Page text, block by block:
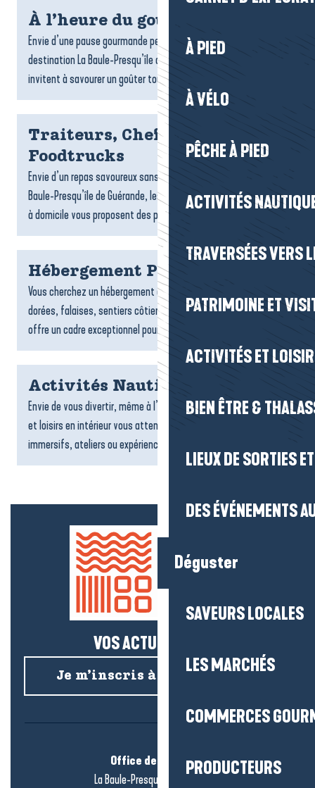
À PIED
À VÉLO
PÊCHE À PIED
ACTIVITÉS
TRAVERSÉES VERS
PATRIMOINE ET
ACTIVITÉS ET
BIEN ÊTRE &
LIEUX DE SORTIES
DES ÉVÉNEMENTS
Déguster
SAVEURS LOCALES
LES MARCHÉS
COMMERCES
PRODUCTEURS
À l’heure du goûter
Envie d’une pause gourmande pendant votre séjour ? Sur la
destination La Baule-Presqu’île de Guérande, de nombreux lieux
invitent à savourer un goûter tout en douceur : salons...
Traiteurs, Chefs à domicile et
Foodtrucks
Envie d’un repas savoureux sans cuisiner ? Sur la destination La
Baule-Presqu’île de Guérande, les traiteurs, foodtrucks et chefs
à domicile vous proposent des plats gourmands,...
Hébergement Pénestin
Vous cherchez un hébergement à Pénestin ? Entre plages
dorées, falaises, sentiers côtiers et estuaire, la commune
offre un cadre exceptionnel pour un séjour tourné vers la...
Activités Nautiques
Envie de vous divertir, même à l’abri ? De nombreuses activités
et loisirs en intérieur vous attendent : jeux, sports, espaces
immersifs, ateliers ou expériences ludiques....
VOS ACTUS SALÉES !
Je m’inscris à la newsletter
Office de tourisme
La Baule-Presqu’île de Guérande